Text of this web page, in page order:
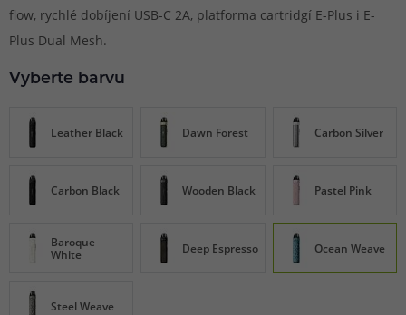
flow, rychlé dobíjení USB-C 2A, platforma cartridgí E-Plus i E-
Plus Dual Mesh.
Vyberte barvu
Leather Black Dawn Forest Carbon Silver
Carbon Black Wooden Black Pastel Pink
Baroque
White
Deep Espresso Ocean Weave
Steel Weave